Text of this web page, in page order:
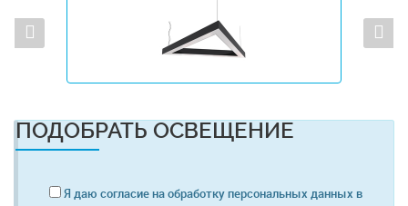
ПОДОБРАТЬ ОСВЕЩЕНИЕ
Я даю согласие на обработку персональных данных в